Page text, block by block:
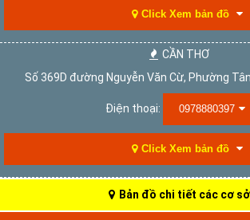
Click Xem bản đồ
CẦN THƠ
Số 369D đường Nguyễn Văn Cừ, Phường
Điện thoại: 0978880397
Click Xem bản đồ
Bản đồ chi tiết các cơ sở